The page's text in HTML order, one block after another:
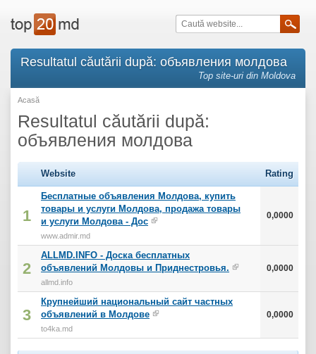
Resultatul căutării după: объявления молдова
Top site-uri din Moldova
Acasă
Resultatul căutării după:
объявления молдова
Website Rating
1
Бесплатные объявления Молдова, купить
товары и услуги Молдова, продажа товары
и услуги Молдова - Дос
www.admir.md
0,0000
2
ALLMD.INFO - Доска бесплатных
объявлений Молдовы и Приднестровья.
allmd.info
0,0000
3
Крупнейший национальный сайт частных
объявлений в Молдове
to4ka.md
0,0000